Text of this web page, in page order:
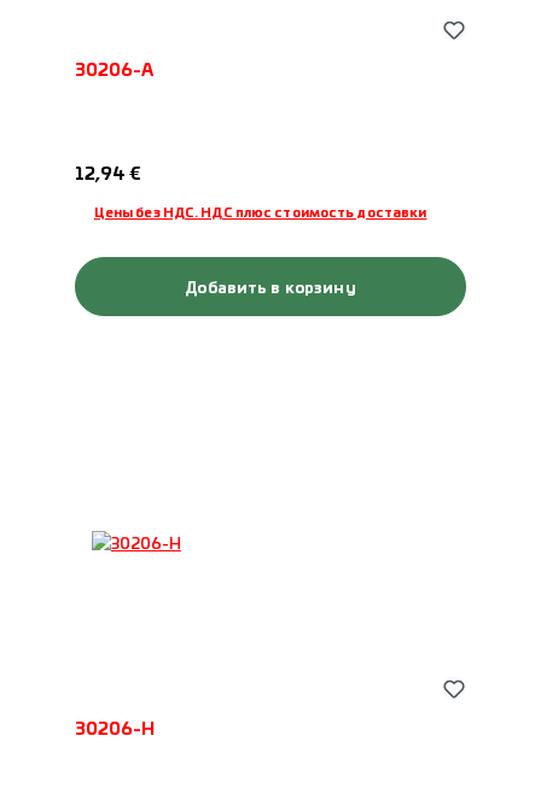
30206-A
Обычная цена:
12,94 €
Цены без НДС. НДС плюс стоимость доставки
Добавить в корзину
30206-H